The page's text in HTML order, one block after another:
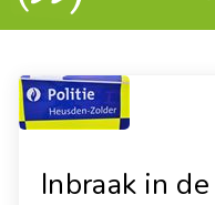
Inbraak in